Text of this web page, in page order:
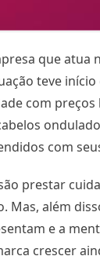
que atua
teve
com
com
prestar
Mas, além
e a
crescer